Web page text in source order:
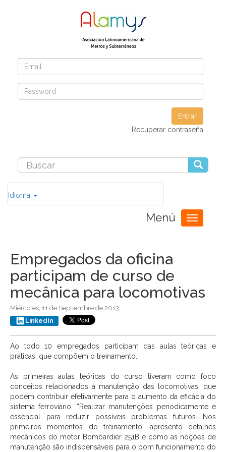
Entrar
Recuperar contraseña
Idioma
Menú
Toggle
navigation
Empregados da oficina
participam de curso de
mecânica para locomotivas
Miércoles, 11 de Septiembre de 2013
LinkedIn
Ao todo 10 empregados participam das aulas teóricas e
práticas, que compõem o treinamento.
As primeiras aulas teóricas do curso tiveram como foco
conceitos relacionados à manutenção das locomotivas, que
podem contribuir efetivamente para o aumento da eficácia do
sistema ferroviário. “Realizar manutenções periodicamente é
essencial para reduzir possíveis problemas futuros. Nos
primeiros momentos do treinamento, apresento detalhes
mecânicos do motor Bombardier 251B e como as noções de
manutenção são indispensáveis para o bom funcionamento do